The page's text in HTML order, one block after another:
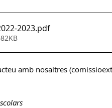
2023.pdf
amb nosaltres